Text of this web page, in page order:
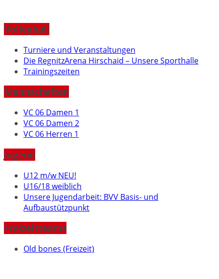
Volleyball
Turniere und Veranstaltungen
Die RegnitzArena Hirschaid – Unsere Sporthalle
Trainingszeiten
Mannschaften
VC 06 Damen 1
VC 06 Damen 2
VC 06 Herren 1
Jugend
U12 m/w NEU!
U16/18 weiblich
Unsere Jugendarbeit: BVV Basis- und
Aufbaustützpunkt
Freizeitteams
Old bones (Freizeit)